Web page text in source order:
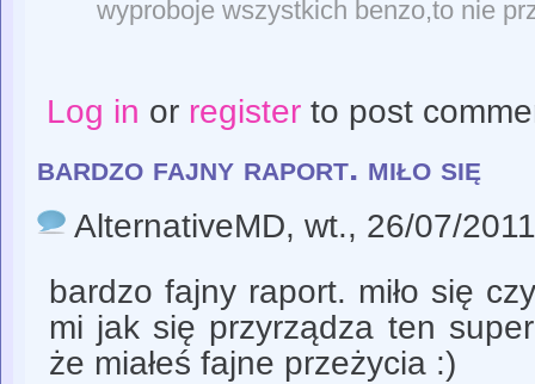
wyproboje wszystkich benzo,to nie
Log in or registerto post
bardzo fajny raport. miło się
AlternativeMD, wt., 26/07/
bardzo fajny raport. miło się
mi jak się przyrządza ten
że miałeś fajne przeżycia :)